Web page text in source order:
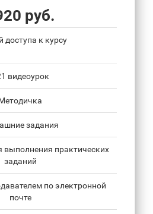
руб.
доступа к курсу
видеоурок
задания
выполнения практических
заданий
по электронной
почте